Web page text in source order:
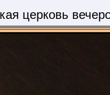
церковь